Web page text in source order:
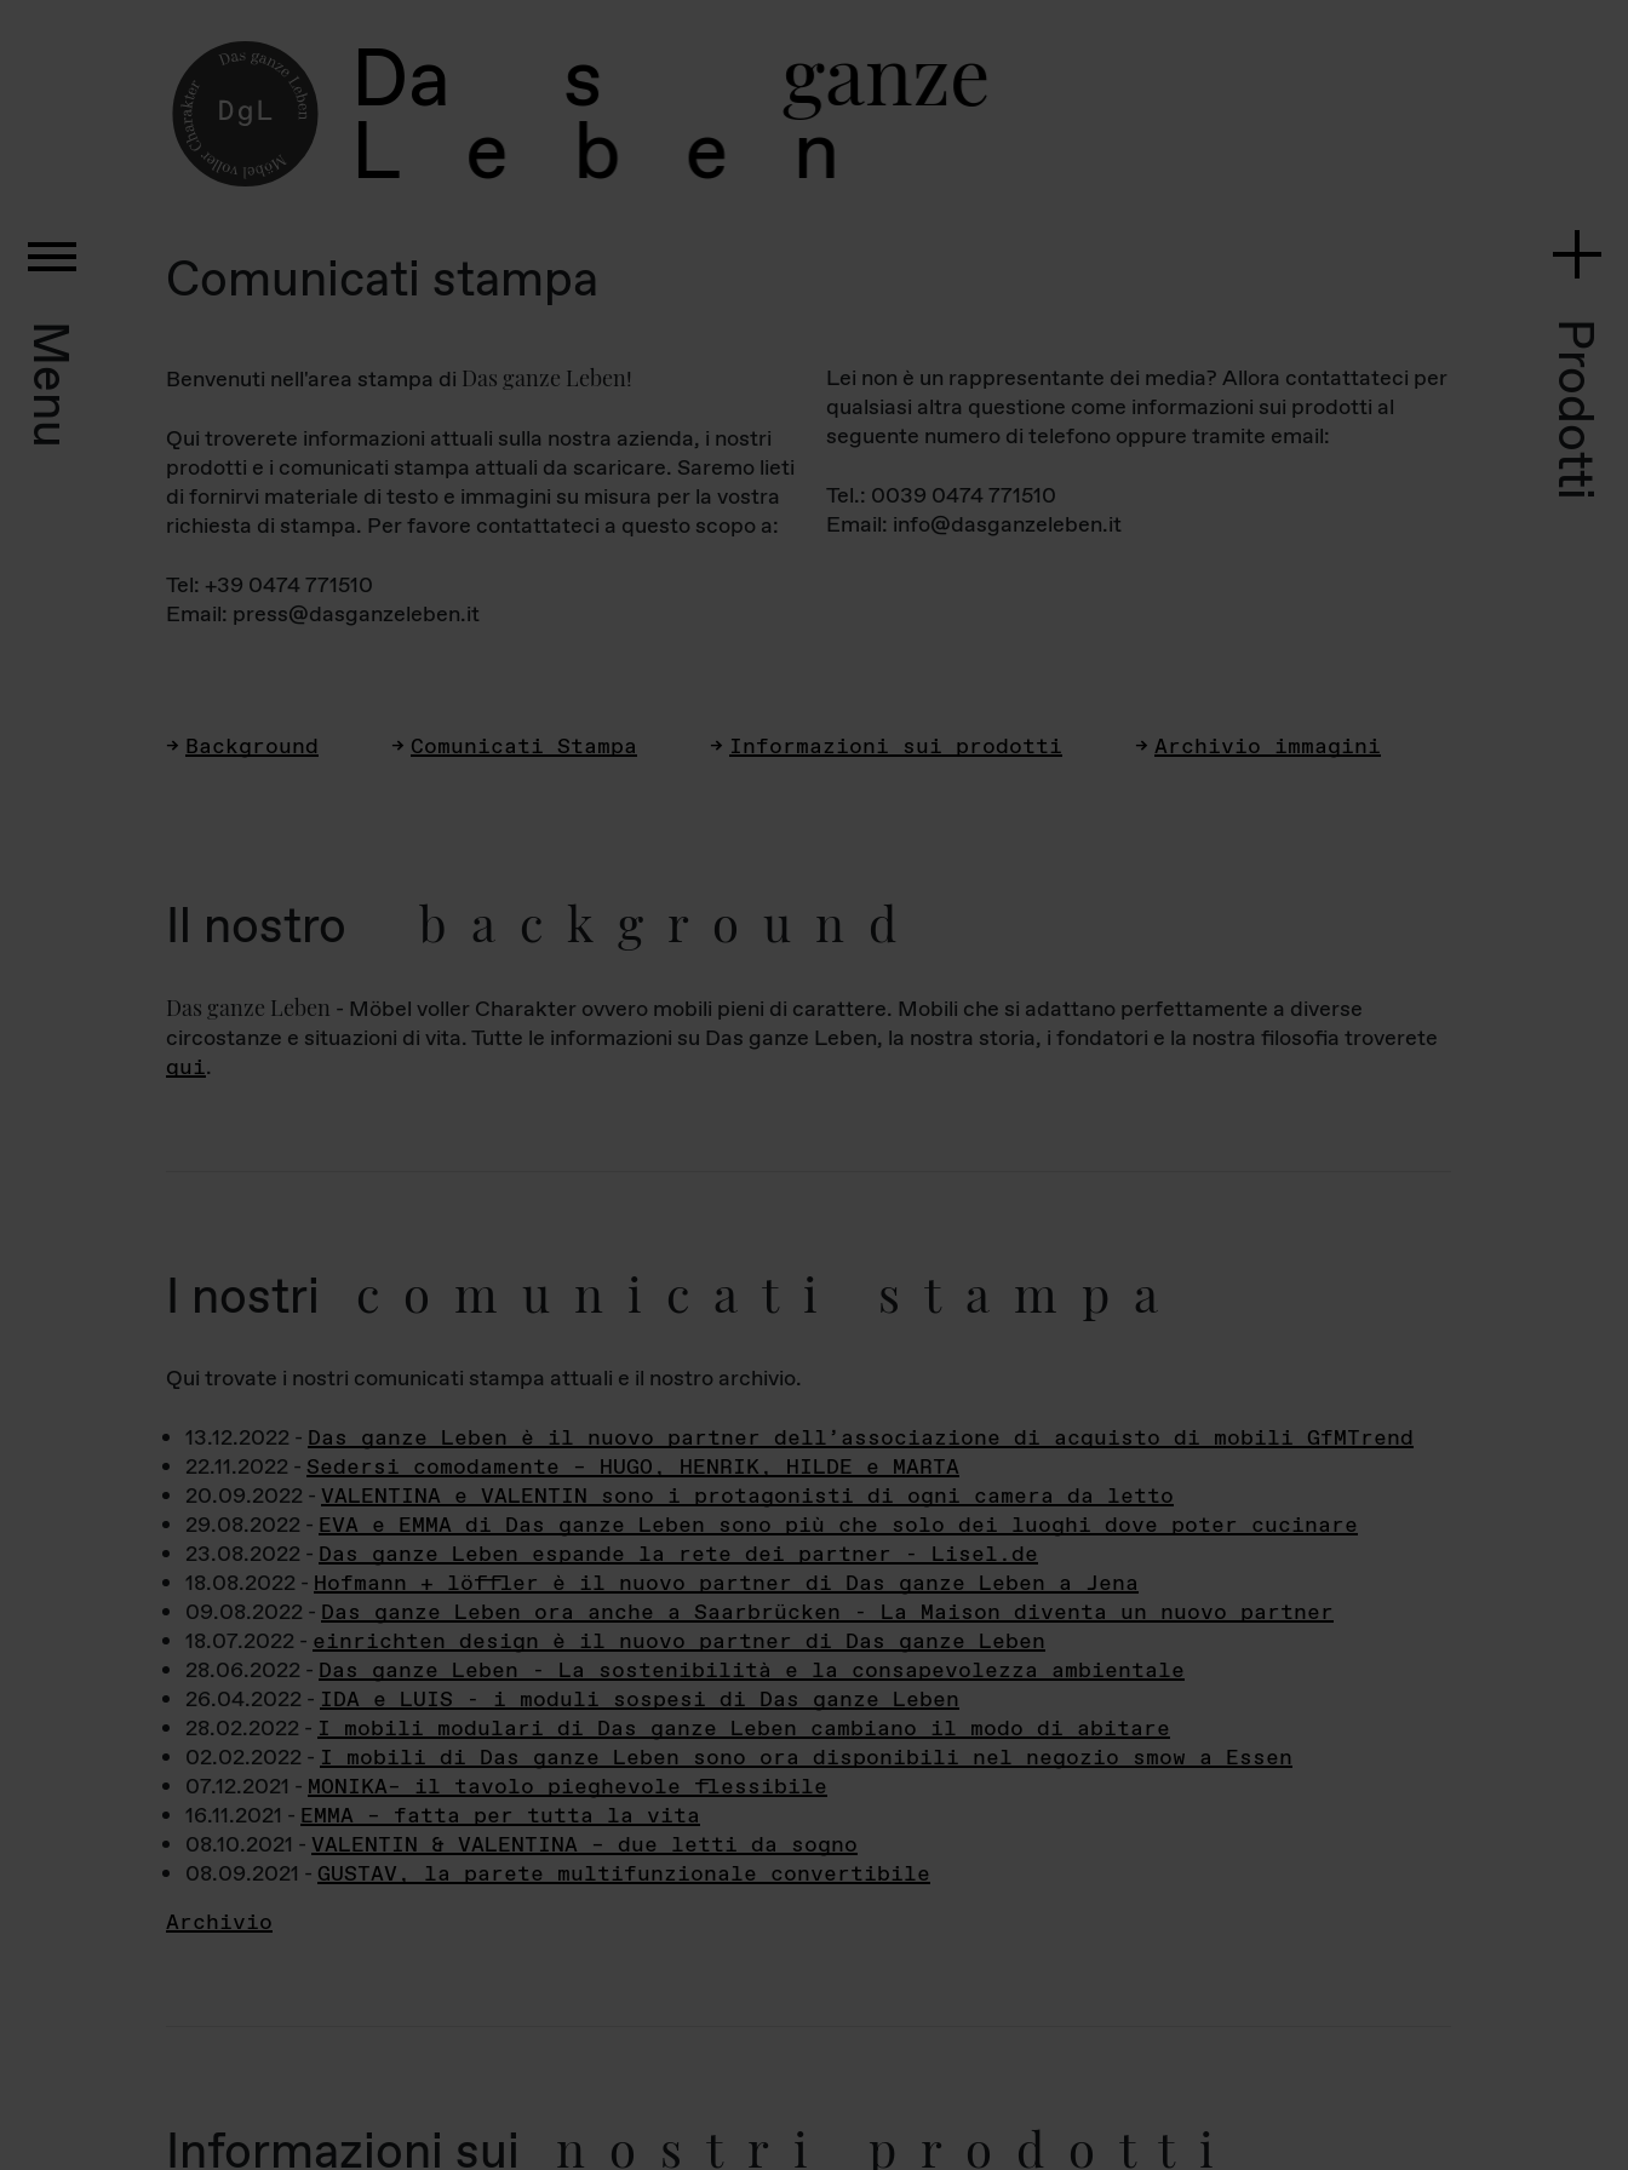
Da s ganz
L e b e
Menu Prodotti
Comunicati stampa
Benvenuti nell'area stampa di Das ganze Leben!
Qui troverete informazioni attuali sulla nostra azienda, i nostri
prodotti e i comunicati stampa attuali da scaricare. Saremo lieti
di fornirvi materiale di testo e immagini su misura per la vostra
richiesta di stampa. Per favore contattateci a questo scopo a:
Tel: +39 0474 771510
Email: press@dasganzeleben.it
Lei non è un rappresentante dei media? Allora contattateci per
qualsiasi altra questione come informazioni sui prodotti al
seguente numero di telefono oppure tramite email:
Tel.: 0039 0474 771510
Email: info@dasganzeleben.it
Background Comunicati Stampa Informazioni sui prodotti Archivio immagini
Il nostro background
Das ganze Leben - Möbel voller Charakter ovvero mobili pieni di carattere. Mobili che si adattano perfettamente a diverse
circostanze e situazioni di vita. Tutte le informazioni su Das ganze Leben, la nostra storia, i fondatori e la nostra filosofia troverete
qui.
I nostri comunicati stampa
Qui trovate i nostri comunicati stampa attuali e il nostro archivio.
13.12.2022 - Das ganze Leben è il nuovo partner dell’associazione di acquisto di mobili GfMTrend
22.11.2022 - Sedersi comodamente – HUGO, HENRIK, HILDE e MARTA
20.09.2022 - VALENTINA e VALENTIN sono i protagonisti di ogni camera da letto
29.08.2022 - EVA e EMMA di Das ganze Leben sono più che solo dei luoghi dove poter cucinare
23.08.2022 - Das ganze Leben espande la rete dei partner - Lisel.de
18.08.2022 - Hofmann + löffler è il nuovo partner di Das ganze Leben a Jena
09.08.2022 - Das ganze Leben ora anche a Saarbrücken - La Maison diventa un nuovo partner
18.07.2022 - einrichten design è il nuovo partner di Das ganze Leben
28.06.2022 - Das ganze Leben - La sostenibilità e la consapevolezza ambientale
26.04.2022 - IDA e LUIS - i moduli sospesi di Das ganze Leben
28.02.2022 - I mobili modulari di Das ganze Leben cambiano il modo di abitare
02.02.2022 - I mobili di Das ganze Leben sono ora disponibili nel negozio smow a Essen
07.12.2021 - MONIKA– il tavolo pieghevole flessibile
16.11.2021 - EMMA – fatta per tutta la vita
08.10.2021 - VALENTIN & VALENTINA – due letti da sogno
08.09.2021 - GUSTAV, la parete multifunzionale convertibile
Archivio
Informazioni sui nostri prodotti